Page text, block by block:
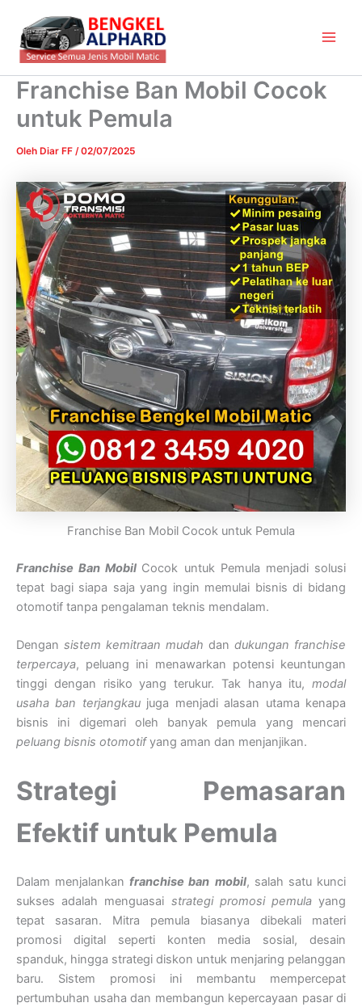
konten
Franchise Ban Mobil Cocok
untuk Pemula
Oleh Diar FF /02/07/2025
Franchise Ban Mobil Cocok untuk Pemula
Franchise Ban Mobil Cocok untuk Pemula menjadi solusi
tepat bagi siapa saja yang ingin memulai bisnis di bidang
otomotif tanpa pengalaman teknis mendalam.
Dengan sistem kemitraan mudah dan dukungan franchise
terpercaya, peluang ini menawarkan potensi keuntungan
tinggi dengan risiko yang terukur. Tak hanya itu, modal
usaha ban terjangkaujuga menjadi alasan utama kenapa
bisnis ini digemari oleh banyak pemula yang mencari
peluang bisnis otomotifyang aman dan menjanjikan.
Strategi Pemasaran
Efektif untuk Pemula
Dalam menjalankanfranchise ban mobil, salah satu kunci
sukses adalah menguasai strategi promosi pemulayang
tepat sasaran. Mitra pemula biasanya dibekali materi
promosi digital seperti konten media sosial, desain
spanduk, hingga strategi diskon untuk menjaring pelanggan
baru. Sistem promosi ini membantu mempercepat
pertumbuhan usaha dan membangun kepercayaan pasar di